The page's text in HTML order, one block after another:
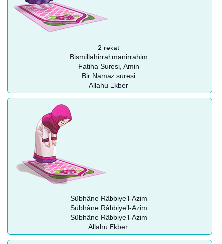
2 rekat
Bismillahirrahmanirrahim
Fatiha Suresi, Amin
Bir Namaz suresi
Allahu Ekber
Sübhâne Râbbiye’l-Azim
Sübhâne Râbbiye’l-Azim
Sübhâne Râbbiye’l-Azim
Allahu Ekber.